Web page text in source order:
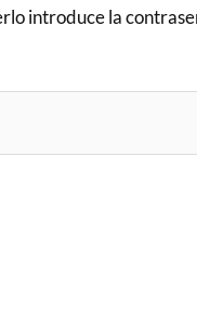
introduce la